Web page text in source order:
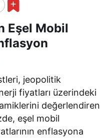
Eşel Mobil
jeopolitik
fiyatları üzerindeki
değerlendiren
eşel mobil
enflasyona